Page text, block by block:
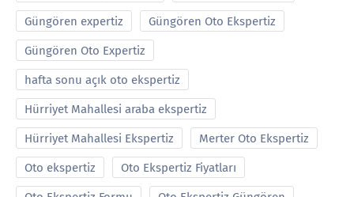
Güngören expertiz Güngören Oto Ekspertiz
Güngören Oto Expertiz
hafta sonu açık oto ekspertiz
Hürriyet Mahallesi araba ekspertiz
Hürriyet Mahallesi Ekspertiz Merter Oto Ekspertiz
Oto ekspertiz Oto Ekspertiz Fiyatları